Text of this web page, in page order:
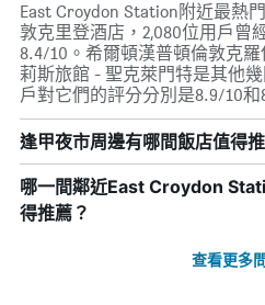
East Croydon Station附近最熱
敦克里登酒店，2,080位用戶曾
8.4/10。希爾頓漢普頓倫敦克
莉斯旅館 - 聖克萊門特是其他
戶對它們的評分分別是8.9/10和
逢甲夜市周邊有哪間飯店值得
哪一間鄰近East Croydon
得推薦？
查看更多